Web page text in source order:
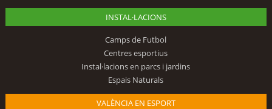
INSTAL·LACIONS
Camps de Futbol
Centres esportius
Instal·lacions en parcs i jardins
Espais Naturals
VALÈNCIA EN ESPORT